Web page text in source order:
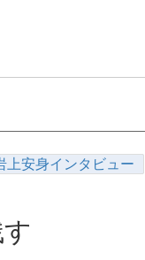
上安身インタビュー